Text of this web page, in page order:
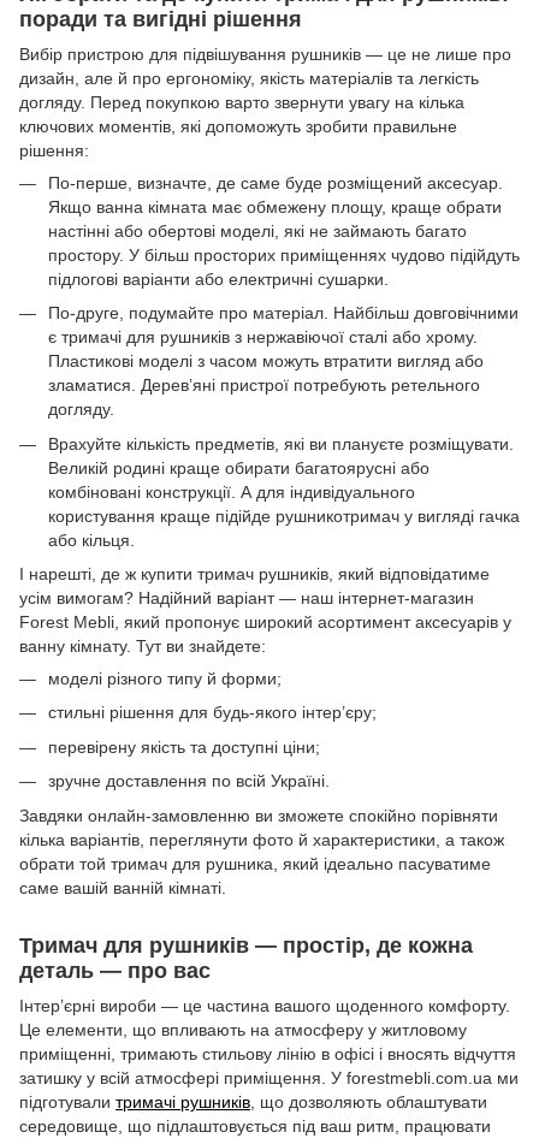
поради та вигідні рішення
Вибір пристрою для підвішування рушників — це не лише про
дизайн, але й про ергономіку, якість матеріалів та легкість
догляду. Перед покупкою варто звернути увагу на кілька
ключових моментів, які допоможуть зробити правильне
рішення:
По-перше, визначте, де саме буде розміщений аксесуар.
Якщо ванна кімната має обмежену площу, краще обрати
настінні або обертові моделі, які не займають багато
простору. У більш просторих приміщеннях чудово підійдуть
підлогові варіанти або електричні сушарки.
По-друге, подумайте про матеріал. Найбільш довговічними
є тримачі для рушників з нержавіючої сталі або хрому.
Пластикові моделі з часом можуть втратити вигляд або
зламатися. Дерев’яні пристрої потребують ретельного
догляду.
Врахуйте кількість предметів, які ви плануєте розміщувати.
Великій родині краще обирати багатоярусні або
комбіновані конструкції. А для індивідуального
користування краще підійде рушникотримач у вигляді гачка
або кільця.
І нарешті, де ж купити тримач рушників, який відповідатиме
усім вимогам? Надійний варіант — наш інтернет-магазин
Forest Mebli, який пропонує широкий асортимент аксесуарів у
ванну кімнату. Тут ви знайдете:
моделі різного типу й форми;
стильні рішення для будь-якого інтер’єру;
перевірену якість та доступні ціни;
зручне доставлення по всій Україні.
Завдяки онлайн-замовленню ви зможете спокійно порівняти
кілька варіантів, переглянути фото й характеристики, а також
обрати той тримач для рушника, який ідеально пасуватиме
саме вашій ванній кімнаті.
Тримач для рушників — простір, де кожна
деталь — про вас
Інтер’єрні вироби — це частина вашого щоденного комфорту.
Це елементи, що впливають на атмосферу у житловому
приміщенні, тримають стильову лінію в офісі і вносять відчуття
затишку у всій атмосфері приміщення. У forestmebli.com.ua ми
підготували тримачі рушників , що дозволяють облаштувати
середовище, що підлаштовується під ваш ритм, працювати